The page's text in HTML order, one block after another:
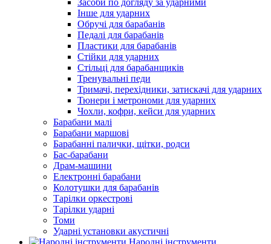
Засоби по догляду за ударними
Інше для ударних
Обручі для барабанів
Педалі для барабанів
Пластики для барабанів
Стійки для ударних
Стільці для барабанщиків
Тренувальні педи
Тримачі, перехідники, затискачі для ударних
Тюнери і метрономи для ударних
Чохли, кофри, кейси для ударних
Барабани малі
Барабани маршові
Барабанні палички, щітки, родси
Бас-барабани
Драм-машини
Електронні барабани
Колотушки для барабанів
Тарілки оркестрові
Тарілки ударні
Томи
Ударні установки акустичні
Народні інструменти